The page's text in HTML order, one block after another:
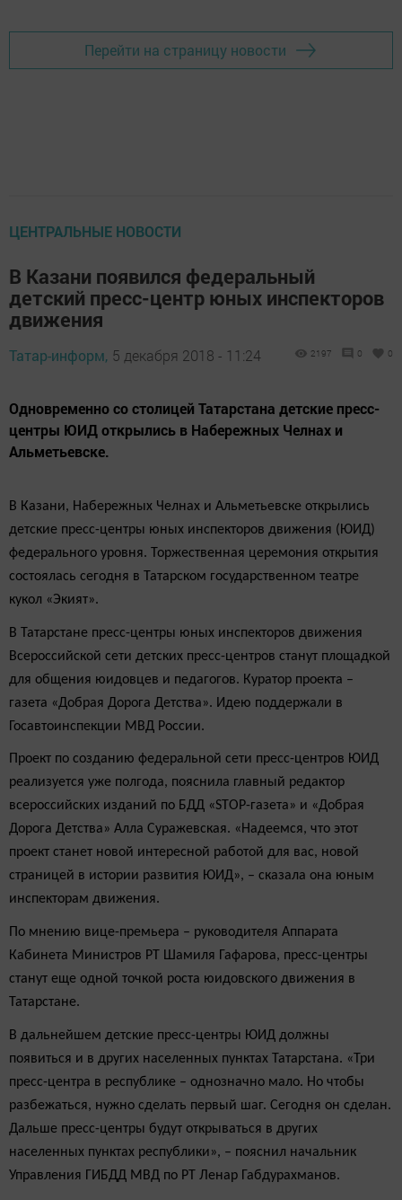
Перейти на страницу новости
ЦЕНТРАЛЬНЫЕ НОВОСТИ
В Казани появился федеральный
детский пресс-центр юных инспекторов
движения
Татар-информ, 5 декабря 2018 - 11:24 2197 0 0
Одновременно со столицей Татарстана детские пресс-
центры ЮИД открылись в Набережных Челнах и
Альметьевске.
В Казани, Набережных Челнах и Альметьевске открылись
детские пресс-центры юных инспекторов движения (ЮИД)
федерального уровня. Торжественная церемония открытия
состоялась сегодня в Татарском государственном театре
кукол «Экият».
В Татарстане пресс-центры юных инспекторов движения
Всероссийской сети детских пресс-центров станут площадкой
для общения юидовцев и педагогов. Куратор проекта –
газета «Добрая Дорога Детства». Идею поддержали в
Госавтоинспекции МВД России.
Проект по созданию федеральной сети пресс-центров ЮИД
реализуется уже полгода, пояснила главный редактор
всероссийских изданий по БДД «STOP-газета» и «Добрая
Дорога Детства» Алла Суражевская. «Надеемся, что этот
проект станет новой интересной работой для вас, новой
страницей в истории развития ЮИД», – сказала она юным
инспекторам движения.
По мнению вице-премьера – руководителя Аппарата
Кабинета Министров РТ Шамиля Гафарова, пресс-центры
станут еще одной точкой роста юидовского движения в
Татарстане.
В дальнейшем детские пресс-центры ЮИД должны
появиться и в других населенных пунктах Татарстана. «Три
пресс-центра в республике – однозначно мало. Но чтобы
разбежаться, нужно сделать первый шаг. Сегодня он сделан.
Дальше пресс-центры будут открываться в других
населенных пунктах республики», – пояснил начальник
Управления ГИБДД МВД по РТ Ленар Габдурахманов.